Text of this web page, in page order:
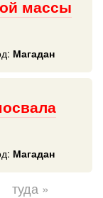
массы
Магадан
Магадан
туда »